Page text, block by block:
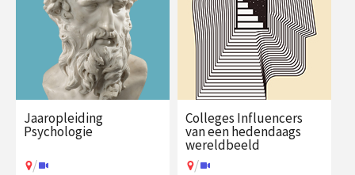
Op locatie of online / Op locatie of online
Jaaropleiding
Psychologie
/
Colleges Influencers
van een hedendaags
wereldbeeld
/